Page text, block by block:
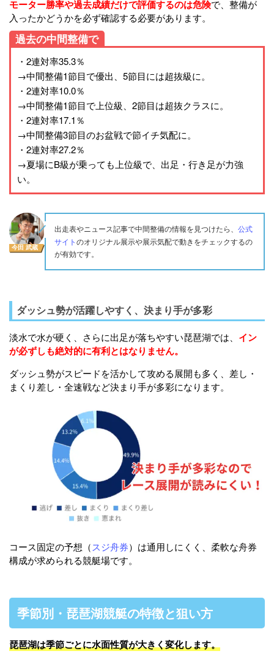
モーター勝率や過去成績だけで評価するのは危険で、整備が
入ったかどうかを必ず確認する必要があります。
過去の中間整備で
・2連対率35.3％
→中間整備1節目で優出、5節目には超抜級に。
・2連対率10.0％
→中間整備1節目で上位級、2節目は超抜クラスに。
・2連対率17.1％
→中間整備3節目のお盆戦で節イチ気配に。
・2連対率27.2％
→夏場にB級が乗っても上位級で、出足・行き足が力強
い。
今田 武蔵
出走表やニュース記事で中間整備の情報を見つけたら、 公式
サイト のオリジナル展示や展示気配で動きをチェックするの
が有効です。
ダッシュ勢が活躍しやすく、決まり手が多彩
淡水で水が硬く、さらに出足が落ちやすい琵琶湖では、 イン
が必ずしも絶対的に有利とはなりません。
ダッシュ勢がスピードを活かして攻める展開も多く、差し・
まくり差し・全速戦など決まり手が多彩になります。
コース固定の予想（スジ舟券）は通用しにくく、柔軟な舟券
構成が求められる競艇場です。
季節別・琵琶湖競艇の特徴と狙い方
琵琶湖は季節ごとに水面性質が大きく変化します。